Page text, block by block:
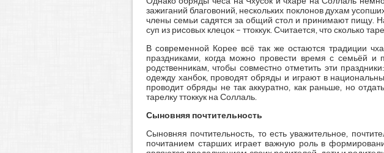
зажиганий благовоний, нескольких поклонов духам
члены семьи садятся за общий стол и принимают пищу.
суп из рисовых клецок – ттоккук. Считается, что сколько
В современной Корее всё так же остаются традиции
праздниками, когда можно провести время с семьёй и
родственникам, чтобы совместно отметить эти
одежду ханбок, проводят обряды и играют в
проводит обряды не так аккуратно, как раньше, но
тарелку ттоккук на Соллаль.
Сыновняя почтительность
Сыновняя почтительность, то есть уважительное,
почитанием старших играет важную роль в